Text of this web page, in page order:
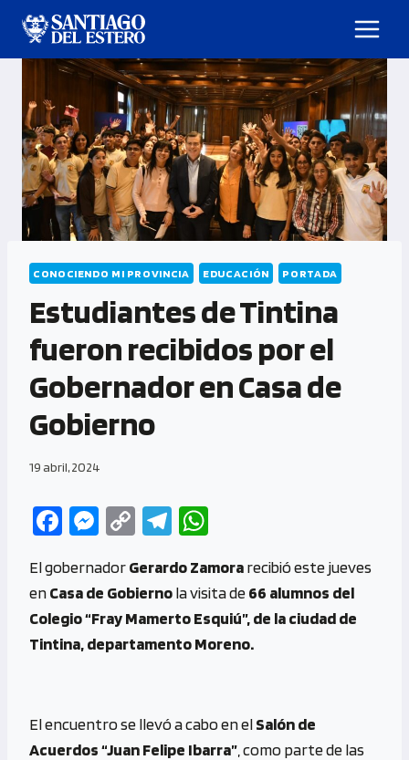
CONOCIENDO MI PROVINCIA EDUCACIÓN PORTADA
Estudiantes de Tintina
fueron recibidos por el
Gobernador en Casa de
Gobierno
19 abril, 2024
Fa
b
o
o
M
se
n
g
C
py
Li
n
Te
gr
a
m
at
s
A
El gobernadorGerardo Zamorarecibió este jueves
enCasa de Gobiernola visita de66 alumnos del
Colegio “Fray Mamerto Esquiú”, de la ciudad de
Tintina, departamento Moreno.
El encuentro se llevó a cabo en elSalón de
Acuerdos “Juan Felipe Ibarra” , como parte de las